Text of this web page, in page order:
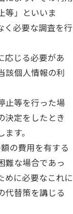
等」といいま
く必要な調査を行
応じる必要があ
該個人情報の利
止等を行った場
決定をしたとき
す。
の費用を有する
難な場合であっ
めに必要なこれに
代替策を講じる